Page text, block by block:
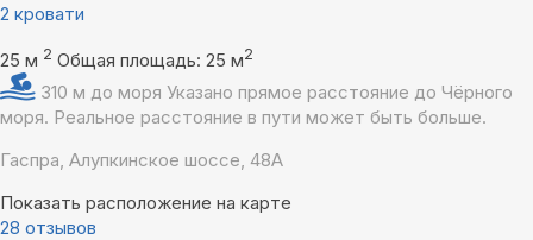
2 кровати
25 м 2 Общая площадь: 25 м2
310 м до моря Указано прямое расстояние до Чёрного
моря. Реальное расстояние в пути может быть больше.
Гаспра, Алупкинское шоссе, 48А
Показать расположение на карте
28 отзывов